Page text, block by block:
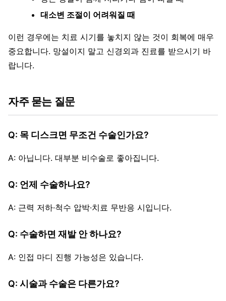
대소변 조절이 어려워질 때
이런 경우에는 치료 시기를 놓치지 않는 것이 회복에 매우
중요합니다. 망설이지 말고 신경외과 진료를 받으시기 바
랍니다.
자주 묻는 질문
Q: 목 디스크면 무조건 수술인가요?
A: 아닙니다. 대부분 비수술로 좋아집니다.
Q: 언제 수술하나요?
A: 근력 저하·척수 압박·치료 무반응 시입니다.
Q: 수술하면 재발 안 하나요?
A: 인접 마디 진행 가능성은 있습니다.
Q: 시술과 수술은 다른가요?